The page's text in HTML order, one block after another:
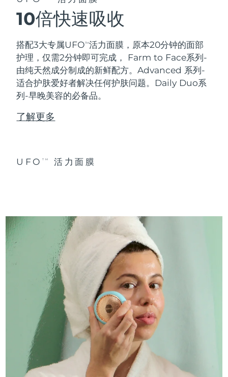
10倍快速吸收
搭配3大专属UFOTM活力面膜，原本20分钟的面部
护理，仅需2分钟即可完成，
Farm to Face系列-
由纯天然成分制成的新鲜配方。Advanced 系列-
适合护肤爱好者解决任何护肤问题。Daily Duo系
列-早晚美容的必备品。
了解更多
UFO TM 活力面膜